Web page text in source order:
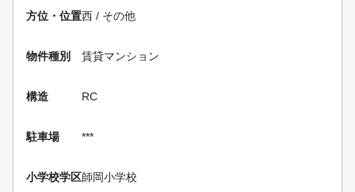
方位・位置西 / その他
物件種別 賃貸マンション
構造 RC
駐車場 ***
小学校学区師岡小学校